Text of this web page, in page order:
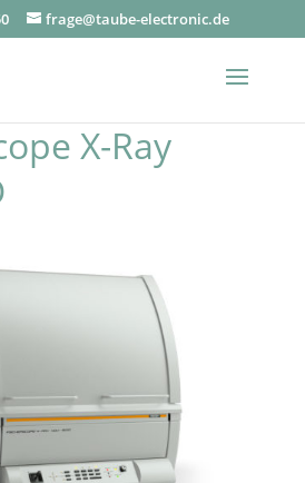
frage@taube-electronic.de
X-Ray